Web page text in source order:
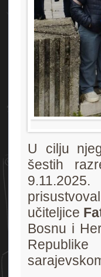
U cilju
šestih
učiteljice
Bosnu i